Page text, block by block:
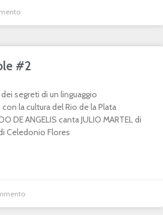
#2
segreti di un linguaggio
la cultura del Rio de la Plata
DE ANGELIS canta JULIO MARTEL di
Celedonio Flores